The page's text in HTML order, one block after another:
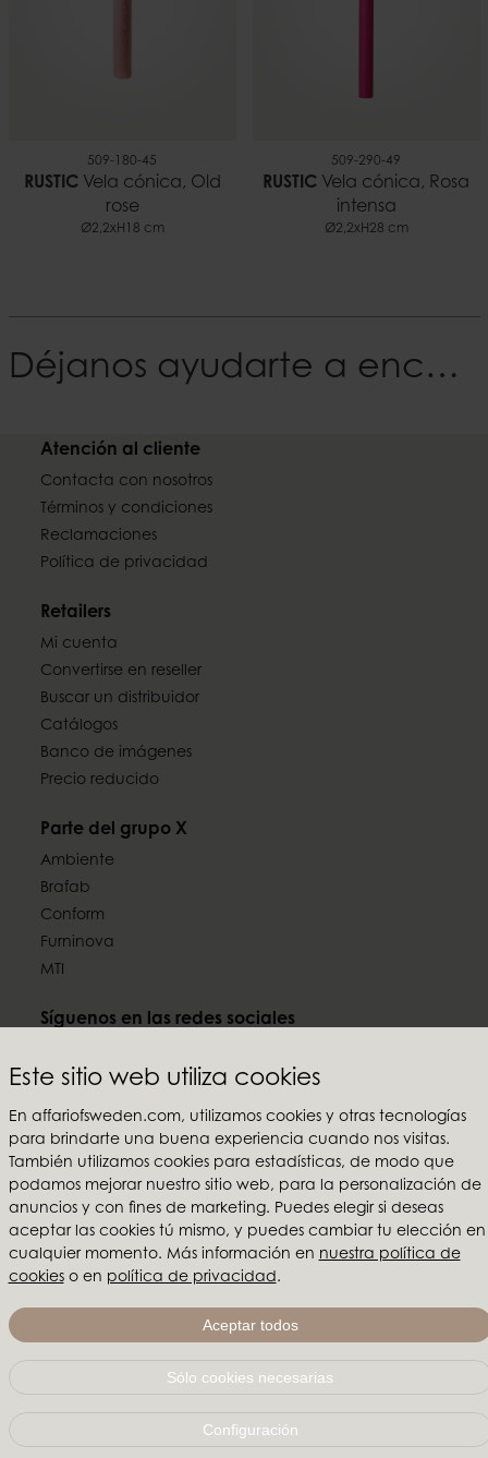
Este sitio web utiliza cookies
En affariofsweden.com, utilizamos cookies y otras tecnologías
para brindarte una buena experiencia cuando nos visitas.
También utilizamos cookies para estadísticas, de modo que
podamos mejorar nuestro sitio web, para la personalización de
anuncios y con fines de marketing. Puedes elegir si deseas
aceptar las cookies tú mismo, y puedes cambiar tu elección en
cualquier momento. Más información en nuestra política de
cookieso en política de privacidad.
Aceptar todos
Sólo cookies necesarias
Configuración
509-180-45
RUSTICVela cónica, Old
rose
Ø2,2xH18 cm
509-290-49
RUSTIC Vela cónica, Rosa
intensa
Ø2,2xH28 cm
Déjanos ayudarte a encontrar tu Estilo
Atención al cliente
Contacta con nosotros
Términos y condiciones
Reclamaciones
Política de privacidad
Retailers
Mi cuenta
Convertirse en reseller
Buscar un distribuidor
Catálogos
Banco de imágenes
Precio reducido
Parte del grupo X
Ambiente
Brafab
Conform
Furninova
MTI
Síguenos en las redes sociales
Affari of Sweden
Sobre nosotros
Inspiración
Ferias y Showrooms
© Copyright 2021 Affari of Sweden AB